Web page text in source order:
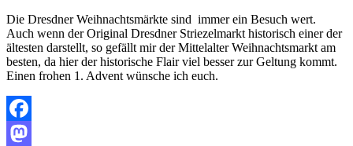
Die Dresdner Weihnachtsmärkte sind immer ein Besuch wert.
Auch wenn der Original Dresdner Striezelmarkt historisch einer der
ältesten darstellt, so gefällt mir der Mittelalter Weihnachtsmarkt am
besten, da hier der historische Flair viel besser zur Geltung kommt.
Einen frohen 1. Advent wünsche ich euch.
Facebook